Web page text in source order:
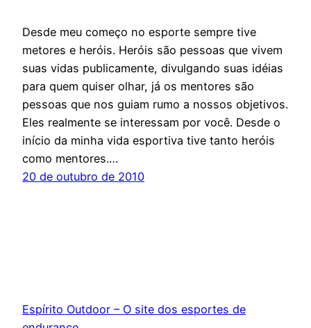
Desde meu começo no esporte sempre tive
metores e heróis. Heróis são pessoas que vivem
suas vidas publicamente, divulgando suas idéias
para quem quiser olhar, já os mentores são
pessoas que nos guiam rumo a nossos objetivos.
Eles realmente se interessam por você. Desde o
início da minha vida esportiva tive tanto heróis
como mentores.…
20 de outubro de 2010
Espírito Outdoor – O site dos esportes de